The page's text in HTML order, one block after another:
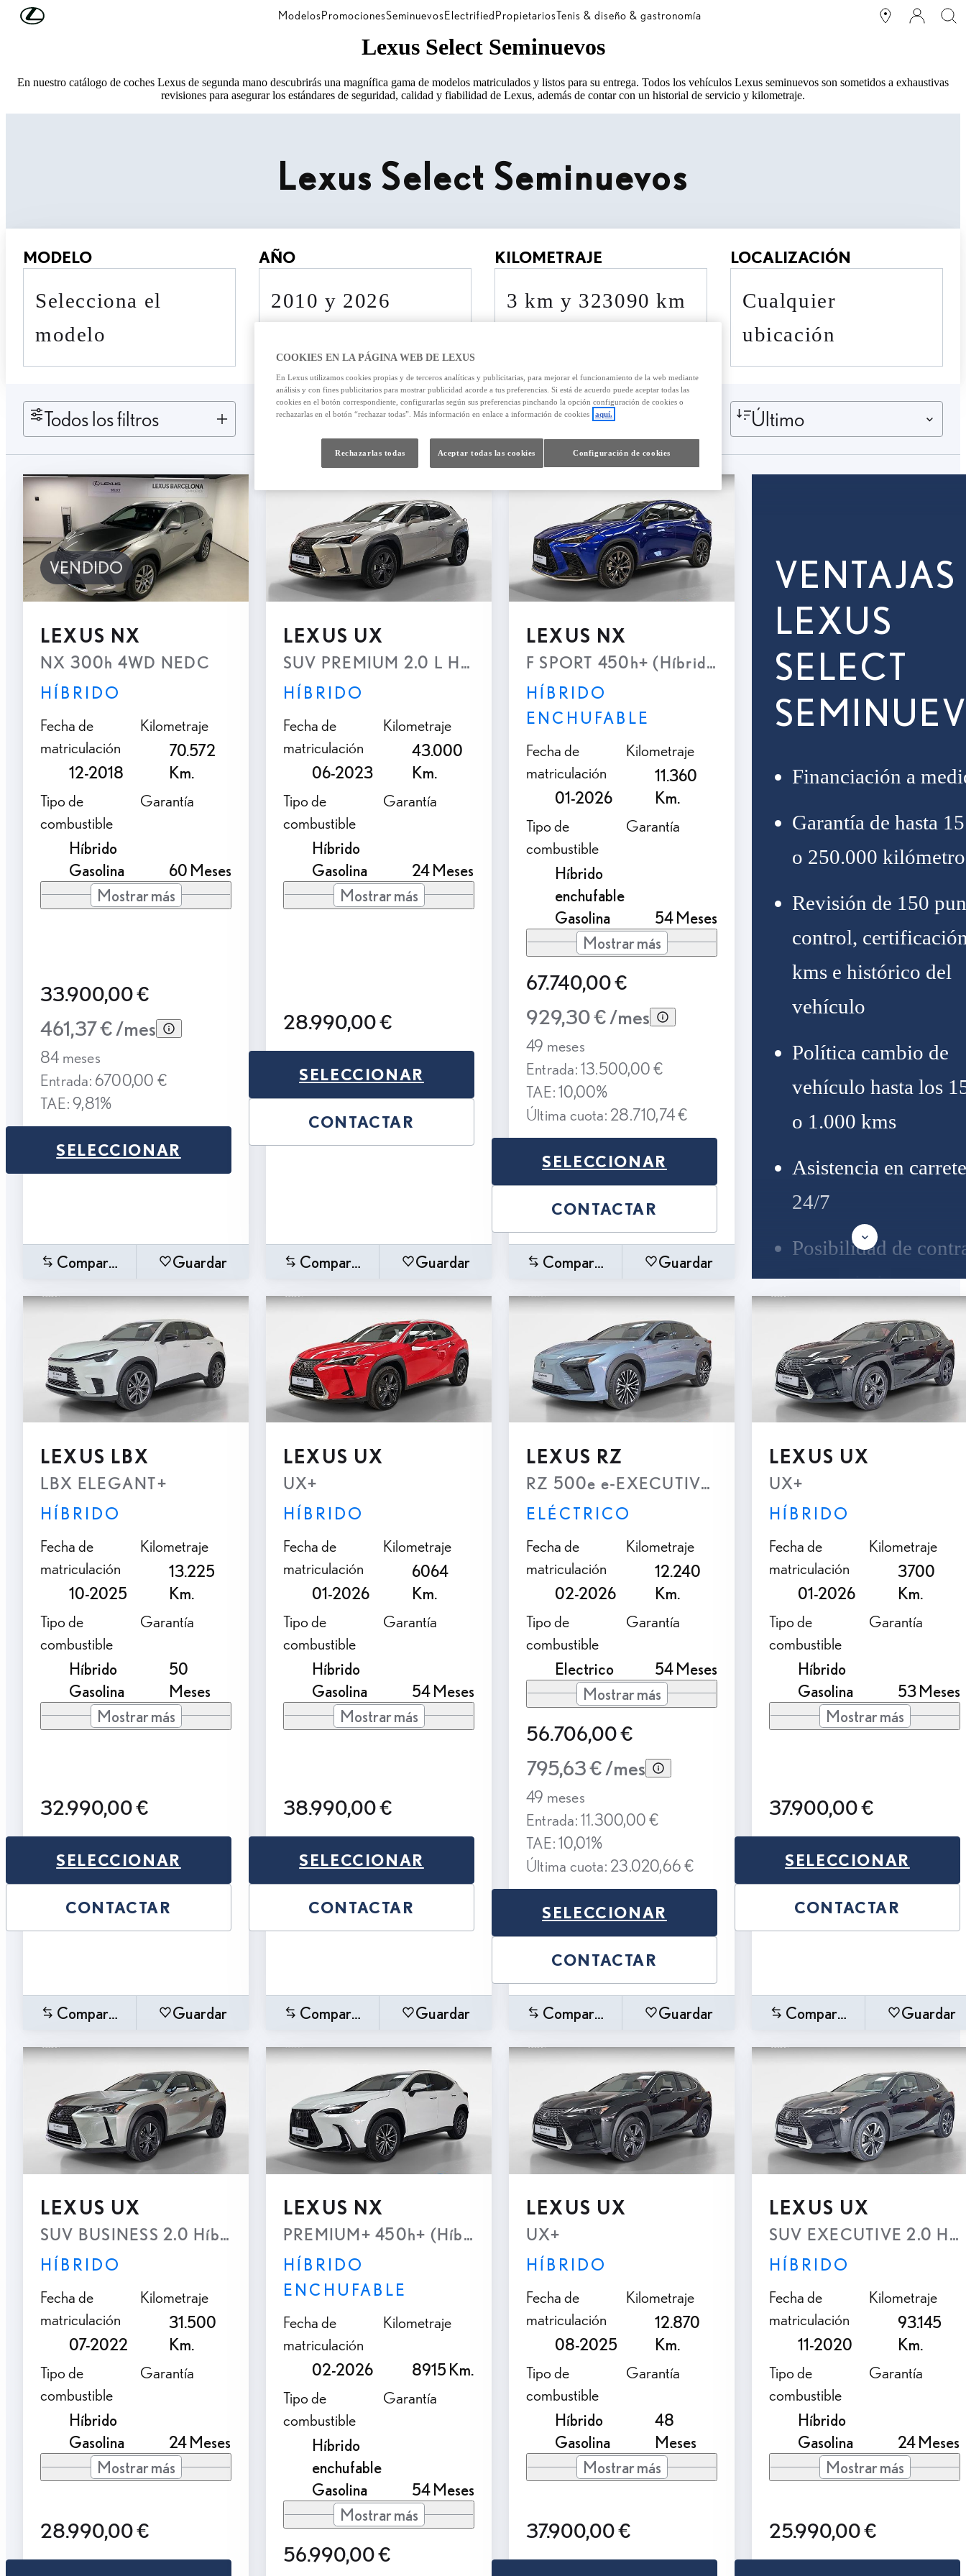
Skip to Main Content ModelosPromocionesSeminuevosElectrifiedPropietariosTenis & diseño & gastronomía
Lexus Select Seminuevos
En nuestro catálogo de coches Lexus de segunda mano descubrirás una magnífica gama de modelos matriculados y listos para su entrega. Todos los vehículos Lexus seminuevos son sometidos a exhaustivas
revisiones para asegurar los estándares de seguridad, calidad y fiabilidad de Lexus, además de contar con un historial de servicio y kilometraje.
Lexus Select Seminuevos
MODELO
Selecciona el
modelo
AÑO
2010 y 2026
KILOMETRAJE
3 km y 323090 km
LOCALIZACIÓN
cualquier
ubicación
Todos los filtros 582resultados Último
VENDIDO
LEXUS NX
NX 300h 4WD NEDC
HÍBRIDO
Fecha de
matriculación
12-2018
Kilometraje
70.572
Km.
Tipo de
combustible
Híbrido
Gasolina
Garantía
60 Meses
Mostrar más
33.900,00 €
461,37 € /mes
84 meses
Entrada: 6700,00 €
TAE: 9,81%
SELECCIONAR
Comparar Guardar
LEXUS UX
SUV PREMIUM 2.0 L Híbrido (2WD)
HÍBRIDO
Fecha de
matriculación
06-2023
Kilometraje
43.000
Km.
Tipo de
combustible
Híbrido
Gasolina
Garantía
24 Meses
Mostrar más
28.990,00 €
SELECCIONAR
CONTACTAR
Comparar Guardar
LEXUS NX
F SPORT 450h+ (Híbrido Enchufable)
HÍBRIDO
ENCHUFABLE
Fecha de
matriculación
01-2026
Kilometraje
11.360
Km.
Tipo de
combustible
Híbrido
enchufable
Gasolina
Garantía
54 Meses
Mostrar más
67.740,00 €
929,30 € /mes
49 meses
Entrada: 13.500,00 €
TAE: 10,00%
Última cuota: 28.710,74 €
SELECCIONAR
CONTACTAR
Comparar Guardar
VENTAJAS
LEXUS
SELECT
Financiación a
Garantía de hasta
o 250.000
Revisión de 150
control,
kms e histórico del
vehículo
Política cambio de
vehículo hasta los
o 1.000 kms
Asistencia en
24/7
Posibilidad de
mantenimiento,
accesorios
Asesoramiento
personalizado por
LEXUS LBX
LBX ELEGANT+
HÍBRIDO
Fecha de
matriculación
10-2025
Kilometraje
13.225
Km.
Tipo de
combustible
Híbrido
Gasolina
Garantía
50
Meses
Mostrar más
32.990,00 €
SELECCIONAR
CONTACTAR
Comparar Guardar
LEXUS UX
UX+
HÍBRIDO
Fecha de
matriculación
01-2026
Kilometraje
6064
Km.
Tipo de
combustible
Híbrido
Gasolina
Garantía
54 Meses
Mostrar más
38.990,00 €
SELECCIONAR
CONTACTAR
Comparar Guardar
LEXUS RZ
RZ 500e e-EXECUTIVE AWD
ELÉCTRICO
Fecha de
matriculación
02-2026
Kilometraje
12.240
Km.
Tipo de
combustible
Electrico
Garantía
54 Meses
Mostrar más
56.706,00 €
795,63 € /mes
49 meses
Entrada: 11.300,00 €
TAE: 10,01%
Última cuota: 23.020,66 €
SELECCIONAR
CONTACTAR
Comparar Guardar
LEXUS UX
UX+
HÍBRIDO
Fecha de
matriculación
01-2026
Kilometraje
3700
Km.
Tipo de
combustible
Híbrido
Gasolina
Garantía
53 Meses
Mostrar más
37.900,00 €
SELECCIONAR
CONTACTAR
Comparar Guardar
LEXUS UX
SUV BUSINESS 2.0 Híbrido Gasolina Transmisión Automatica e-CVT (4X2)
HÍBRIDO
Fecha de
matriculación
07-2022
Kilometraje
31.500
Km.
Tipo de
combustible
Híbrido
Gasolina
Garantía
24 Meses
Mostrar más
28.990,00 €
LEXUS NX
PREMIUM+ 450h+ (Híbrido Enchufable)
HÍBRIDO
ENCHUFABLE
Fecha de
matriculación
02-2026
Kilometraje
8915 Km.
Tipo de
combustible
Híbrido
enchufable
Gasolina
Garantía
54 Meses
Mostrar más
56.990,00 €
LEXUS UX
UX+
HÍBRIDO
Fecha de
matriculación
08-2025
Kilometraje
12.870
Km.
Tipo de
combustible
Híbrido
Gasolina
Garantía
48
Meses
Mostrar más
37.900,00 €
LEXUS UX
SUV EXECUTIVE 2.0
HÍBRIDO
Fecha de
matriculación
11-2020
Kilometraje
93.145
Km.
Tipo de
combustible
Híbrido
Gasolina
Garantía
24 Meses
Mostrar más
25.990,00 €
COOKIES EN LA PÁGINA WEB DE LEXUS
En Lexus utilizamos cookies propias y de terceros analíticas y publicitarias, para mejorar el funcionamiento de la web mediante
análisis y con fines publicitarios para mostrar publicidad acorde a tus preferencias. Si está de acuerdo puede aceptar todas las
cookies en el botón correspondiente, configurarlas según sus preferencias pinchando la opción configuración de cookies o
rechazarlas en el botón “rechazar todas”. Más información en enlace a información de cookies
aquí.
Configuración de cookies
Rechazarlas todas Aceptar todas las cookies